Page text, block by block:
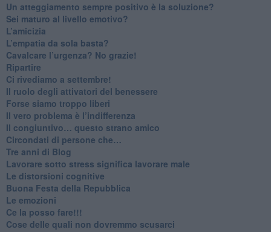
​Un atteggiamento sempre positivo è la soluzione?
​Sei maturo al livello emotivo?
​L’amicizia
​L’empatia da sola basta?
​Cavalcare l’urgenza? No grazie!
Ripartire
​Ci rivediamo a settembre!
​Il ruolo degli attivatori del benessere
​Forse siamo troppo liberi
​Il vero problema è l’indifferenza
​Il congiuntivo… questo strano amico
​Circondati di persone che…
​Tre anni di Blog
​Lavorare sotto stress significa lavorare male
​Le distorsioni cognitive
​Buona Festa della Repubblica
Le emozioni
​Ce la posso fare!!!
​Cose delle quali non dovremmo scusarci